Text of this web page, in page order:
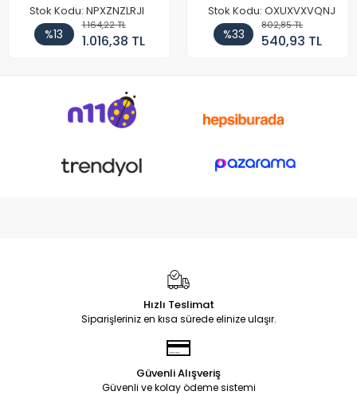
Stok Kodu: NPXZNZLRJI
%13
1.164,22 TL
1.016,38 TL
Stok Kodu: OXUXVXVQNJ
%33
802,85 TL
540,93 TL
Hızlı Teslimat
Siparişleriniz en kısa sürede elinize ulaşır.
Güvenli Alışveriş
Güvenli ve kolay ödeme sistemi